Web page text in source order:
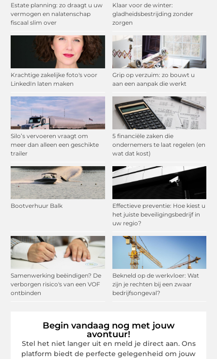
Estate planning: zo draagt u uw
vermogen en nalatenschap
fiscaal slim over
Klaar voor de winter:
gladheidsbestrijding zonder
zorgen
Krachtige zakelijke foto's voor
LinkedIn laten maken
Grip op verzuim: zo bouwt u
aan een aanpak die werkt
Silo’s vervoeren vraagt om
meer dan alleen een geschikte
trailer
5 financiële zaken die
ondernemers te laat regelen (en
wat dat kost)
Bootverhuur Balk
Effectieve preventie: Hoe kiest u
het juiste beveiligingsbedrijf in
uw regio?
Samenwerking beëindigen? De
verborgen risico's van een VOF
ontbinden
Bekneld op de werkvloer: Wat
zijn je rechten bij een zwaar
bedrijfsongeval?
Begin vandaag nog met jouw
avontuur!
Stel het niet langer uit en meld je direct aan. Ons
platform biedt de perfecte gelegenheid om jouw